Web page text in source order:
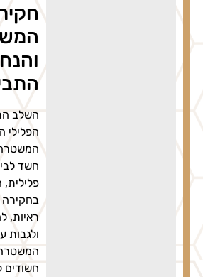
חקירת
השלב
הפלילי
המשטרה.
חשד
פלילית,
בחקירה
ראיות,
ולגבות
המשטרה
חשודים